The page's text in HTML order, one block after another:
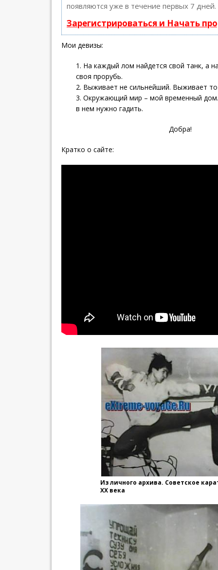
появляются уже в течение первых 7 дней.
Зарегистрироваться и Начать
Мои девизы:
1. На каждый лом найдется свой танк, а
своя прорубь.
2. Выживает не сильнейший. Выживает
3. Окружающий мир – мой временный
в нем нужно гадить.
Добра!
Кратко о сайте:
Из личного архива. Советское
ХХ века